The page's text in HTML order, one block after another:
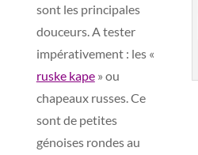
sont les principales
douceurs. A tester
impérativement : les «
ruske kape» ou
chapeaux russes. Ce
sont de petites
génoises rondes au